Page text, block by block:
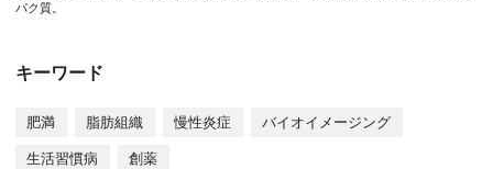
特記事項
本研究は、独立行政法人科学技術振興機構（JST）の戦略的創
掲載論文・雑誌
パク質。
キーワード
肥満 脂肪組織 慢性炎症 バイオイメージング
生活習慣病 創薬